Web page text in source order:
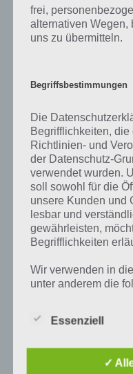
Temperatur lag hier bei -5,5
2006/ 2007 mit im Schnitt
gemessen Temperatur in
Celsius.
Südhalbkugel Sommer. Aus
Nordwinter und dem
welcher Halbkugel man
Charakteristisch für den
Temperaturen,
Blätter.
Tweet auf Twitter
Mehr
frei,
alternativen Wegen,
uns zu übermitteln.
Begriffsbestimmungen
Die
Begrifflichkeiten,
Richtlinien- und
der Datenschutz-
verwendet wurden.
soll sowohl für die
unsere Kunden und
lesbar und
gewährleisten,
Begrifflichkeiten
Wir verwenden in
unter anderem die
Essenziell
✓